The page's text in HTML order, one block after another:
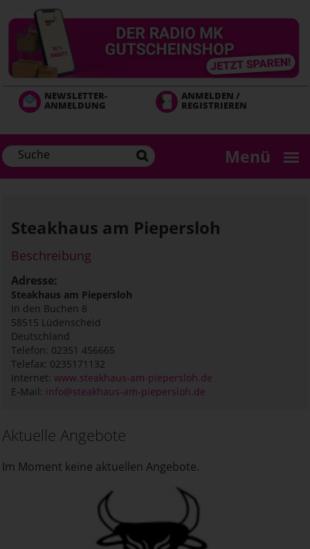
zum
Inhalt
NEWSLETTER-
ANMELDUNG
ANMELDEN /
REGISTRIEREN
Menü
Steakhaus am Piepersloh
Beschreibung
Adresse:
Steakhaus am Piepersloh
In den Buchen 8
58515 Lüdenscheid
Deutschland
Telefon: 02351 456665
Telefax: 0235171132
Internet: www.steakhaus-am-piepersloh.de
E-Mail: info@steakhaus-am-piepersloh.de
Aktuelle Angebote
Im Moment keine aktuellen Angebote.